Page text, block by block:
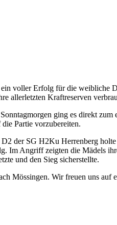
voller Erfolg für die weibliche
allerletzten Kraftreserven
ging es direkt
Partie vorzubereiten.
der SG H2Ku Herrenberg
Im Angriff zeigten die Mädels
und den Sieg sicherstellte.
Mössingen. Wir freuen uns